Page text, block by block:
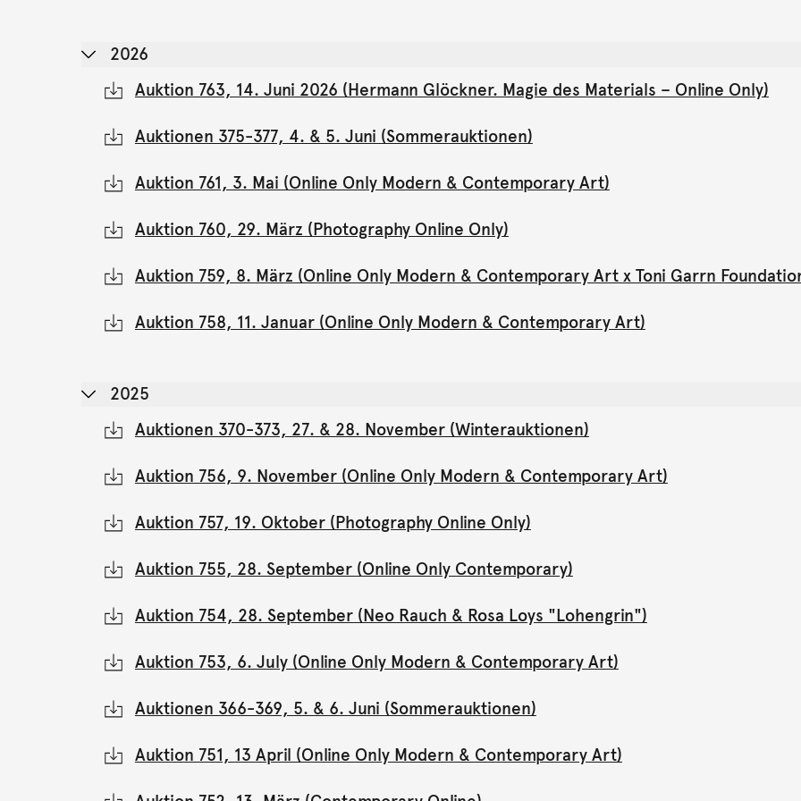
2026
Auktion 763, 14. Juni 2026 (Hermann Glöckner. Magie des Materials – Online Only)
Auktionen 375-377, 4. & 5. Juni (Sommerauktionen)
Auktion 761, 3. Mai (Online Only Modern & Contemporary Art)
Auktion 760, 29. März (Photography Online Only)
Auktion 759, 8. März (Online Only Modern & Contemporary Art x Toni Garrn
Auktion 758, 11. Januar (Online Only Modern & Contemporary Art)
2025
Auktionen 370-373, 27. & 28. November (Winterauktionen)
Auktion 756, 9. November (Online Only Modern & Contemporary Art)
Auktion 757, 19. Oktober (Photography Online Only)
Auktion 755, 28. September (Online Only Contemporary)
Auktion 754, 28. September (Neo Rauch & Rosa Loys "Lohengrin")
Auktion 753, 6. July (Online Only Modern & Contemporary Art)
Auktionen 366-369, 5. & 6. Juni (Sommerauktionen)
Auktion 751, 13 April (Online Only Modern & Contemporary Art)